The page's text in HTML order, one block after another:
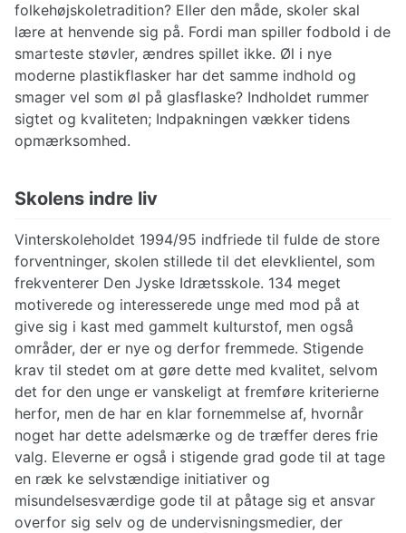
folkehøjskoletradition? Eller den måde, skoler skal
lære at henvende sig på. Fordi man spiller fodbold i de
smarteste støvler, ændres spillet ikke. Øl i nye
moderne plastikflasker har det samme indhold og
smager vel som øl på glasflaske? Indholdet rummer
sigtet og kvaliteten; Indpakningen vækker tidens
opmærksomhed.
Skolens indre liv
Vinterskoleholdet 1994/95 indfriede til fulde de store
forventninger, skolen stillede til det elevklientel, som
frekventerer Den Jyske Idrætsskole. 134 meget
motiverede og interesserede unge med mod på at
give sig i kast med gammelt kulturstof, men også
områder, der er nye og derfor fremmede. Stigende
krav til stedet om at gøre dette med kvalitet, selvom
det for den unge er vanskeligt at fremføre kriterierne
herfor, men de har en klar fornemmelse af, hvornår
noget har dette adelsmærke og de træffer deres frie
valg. Eleverne er også i stigende grad gode til at tage
en ræk ke selvstændige initiativer og
misundelsesværdige gode til at påtage sig et ansvar
overfor sig selv og de undervisningsmedier, der